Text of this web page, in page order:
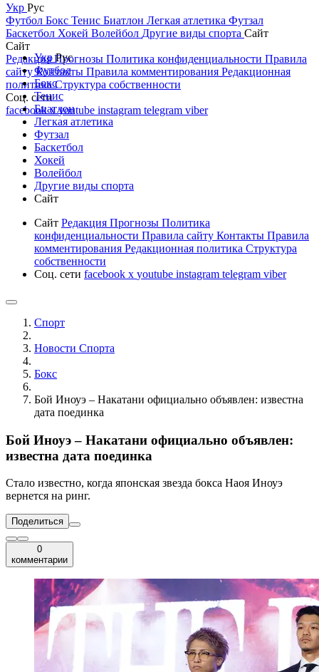
Укр Рус
Футбол Бокс Тенис Биатлон Легкая атлетика Футзал
Баскетбол Хокей Волейбол Другие виды спорта Сайт
Сайт
РедакцияПрогнозы Политика конфиденциальности Правила
сайтуКонтакты Правила комментирования Редакционная
политикаСтруктура собственности
Соц. сети
facebookxyoutube instagram telegram viber
УкрРус
Футбол
Бокс
Тенис
Биатлон
Легкая атлетика
Футзал
Баскетбол
Хокей
Волейбол
Другие виды спорта
Сайт
Сайт Редакция Прогнозы Политика
конфиденциальности Правила сайту Контакты Правила
комментирования Редакционная политика Структура
собственности
Соц. сети facebook x youtube instagram telegram viber
Спорт
Новости Cпорта
Бокс
Бой Иноуэ – Накатани официально объявлен: известна
дата поединка
Бой Иноуэ – Накатани официально объявлен:
известна дата поединка
Стало известно, когда японская звезда бокса Наоя Иноуэ
вернется на ринг.
Поделиться
0
комментарии